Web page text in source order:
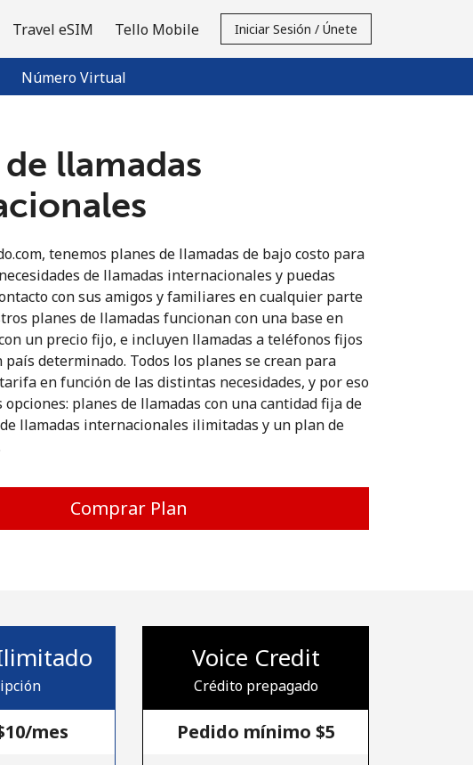
Número Virtual
Travel eSIM Tello Mobile Iniciar Sesión / Únete
llamadas
tenemos planes de llamadas de bajo costo para
de llamadas internacionales y puedas
con sus amigos y familiares en cualquier parte
planes de llamadas funcionan con una base en
un precio fijo, e incluyen llamadas a teléfonos fijos
determinado. Todos los planes se crean para
en función de las distintas necesidades, y por eso
planes de llamadas con una cantidad fija de
llamadas internacionales ilimitadas y un plan de
Comprar Plan
mes
Voice Credit
Crédito prepagado
Pedido mínimo ⁦$5⁩